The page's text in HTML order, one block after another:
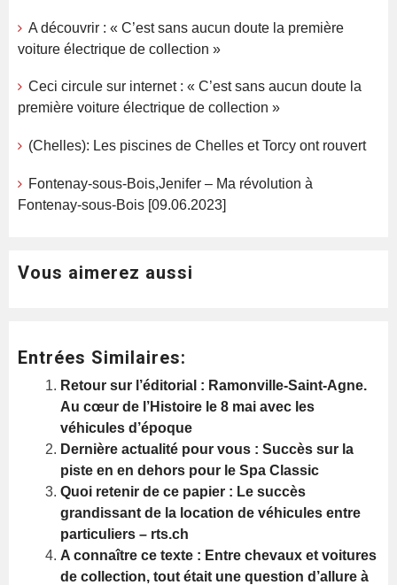
A découvrir : « C’est sans aucun doute la première
voiture électrique de collection »
Ceci circule sur internet : « C’est sans aucun doute la
première voiture électrique de collection »
(Chelles): Les piscines de Chelles et Torcy ont rouvert
Fontenay-sous-Bois,Jenifer – Ma révolution à
Fontenay-sous-Bois [09.06.2023]
Vous aimerez aussi
Entrées Similaires:
Retour sur l’éditorial : Ramonville-Saint-Agne.
Au cœur de l’Histoire le 8 mai avec les
véhicules d’époque
Dernière actualité pour vous : Succès sur la
piste en en dehors pour le Spa Classic
Quoi retenir de ce papier : Le succès
grandissant de la location de véhicules entre
particuliers – rts.ch
A connaître ce texte : Entre chevaux et voitures
de collection, tout était une question d’allure à